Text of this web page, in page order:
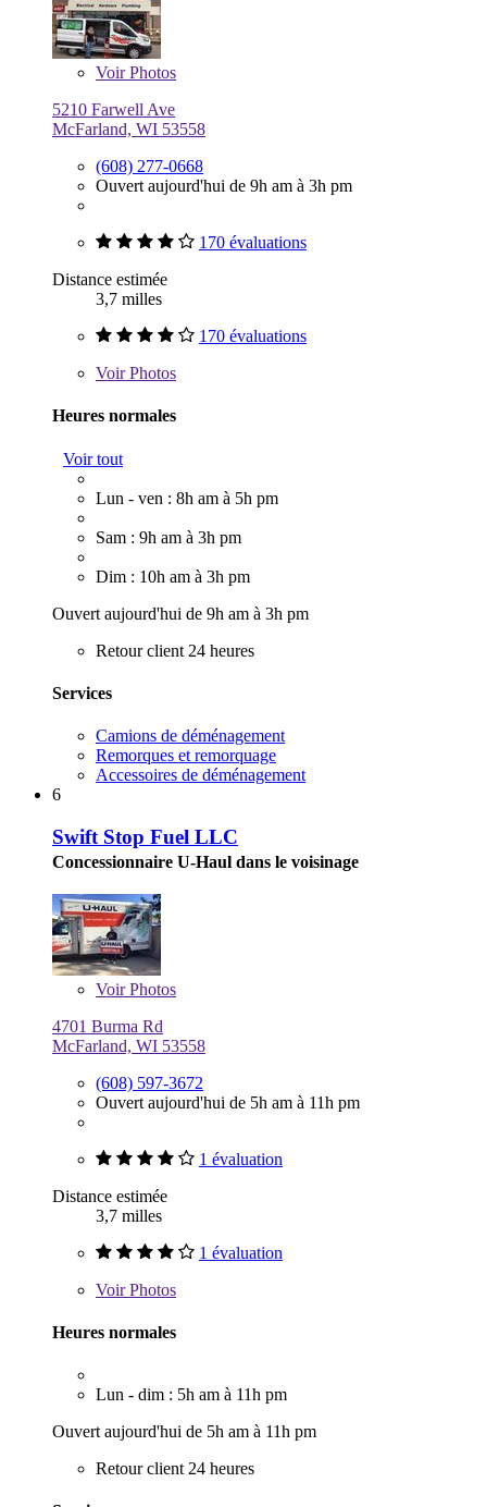
VoirPhotos
5210 Farwell Ave
McFarland, WI 53558
(608) 277-0668
Ouvert aujourd'hui de 9h am à 3h pm
170 évaluations
Distance estimée
3,7 milles
170 évaluations
VoirPhotos
Heures normales
Voir tout
Lun - ven : 8h am à 5h pm
Sam : 9h am à 3h pm
Dim : 10h am à 3h pm
Ouvert aujourd'hui de 9h am à 3h pm
Retour client 24 heures
Services
Camions de déménagement
Remorques et remorquage
Accessoires de déménagement
6
Swift Stop Fuel LLC
Concessionnaire U-Haul dans le voisinage
VoirPhotos
4701 Burma Rd
McFarland, WI 53558
(608) 597-3672
Ouvert aujourd'hui de 5h am à 11h pm
1 évaluation
Distance estimée
3,7 milles
1 évaluation
VoirPhotos
Heures normales
Lun - dim : 5h am à 11h pm
Ouvert aujourd'hui de 5h am à 11h pm
Retour client 24 heures